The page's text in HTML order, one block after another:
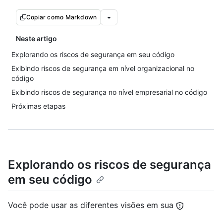
Copiar como Markdown
Neste artigo
Explorando os riscos de segurança em seu código
Exibindo riscos de segurança em nível organizacional no
código
Exibindo riscos de segurança no nível empresarial no código
Próximas etapas
Explorando os riscos de segurança
em seu código
Você pode usar as diferentes visões em sua